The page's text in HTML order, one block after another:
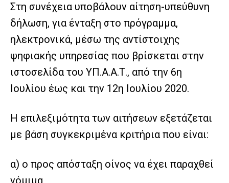
Στη συνέχεια υποβάλουν αίτηση-υπεύθυνη
δήλωση, για ένταξη στο πρόγραμμα,
ηλεκτρονικά, μέσω της αντίστοιχης
ψηφιακής υπηρεσίας που βρίσκεται στην
ιστοσελίδα του ΥΠ.Α.Α.Τ., από την 6η
Ιουλίου έως και την 12η Ιουλίου 2020.
Η επιλεξιμότητα των αιτήσεων εξετάζεται
με βάση συγκεκριμένα κριτήρια που είναι:
α) ο προς απόσταξη οίνος να έχει παραχθεί
νόμιμα